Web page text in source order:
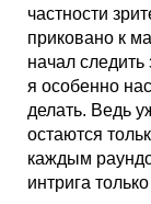
частности
приковано к
начал
я особенно
делать. Ведь
остаются
каждым
интрига